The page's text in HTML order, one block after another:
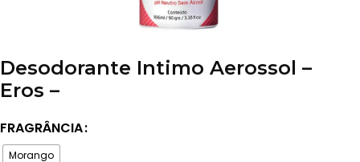
Desodorante Intimo Aerossol –
Eros –
FRAGRÂNCIA
Morango